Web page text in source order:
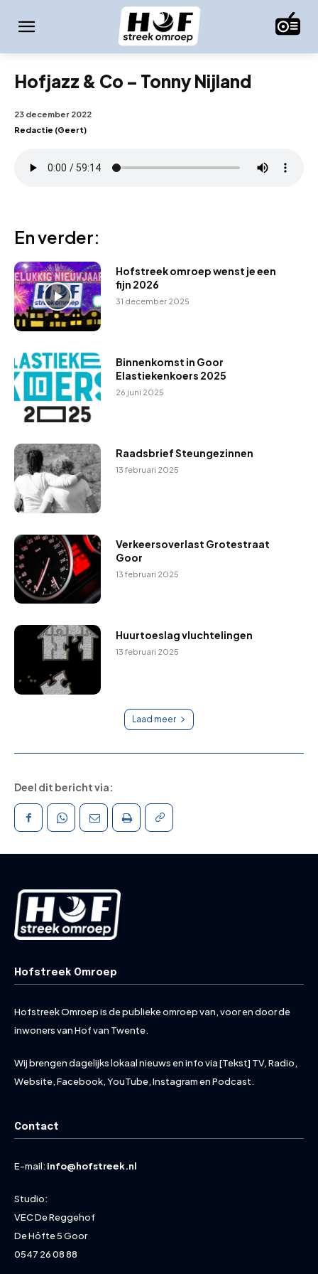
Hofjazz & Co – Tonny Nijland
23 december 2022
Redactie (Geert)
En verder:
Hofstreek omroep wenst je een
fijn 2026
31 december 2025
Binnenkomst in Goor
Elastiekenkoers 2025
26 juni 2025
Raadsbrief Steungezinnen
13 februari 2025
Verkeersoverlast Grotestraat
Goor
13 februari 2025
Huurtoeslag vluchtelingen
13 februari 2025
Laad meer
Deel dit bericht via:
Hofstreek Omroep
Hofstreek Omroep is de publieke omroep van, voor en door de
inwoners van Hof van Twente.
Wij brengen dagelijks lokaal nieuws en info via [Tekst] TV, Radio,
Website, Facebook, YouTube, Instagram en Podcast.
Contact
E-mail: info@hofstreek.nl
Studio:
VEC De Reggehof
De Höfte 5 Goor
0547 26 08 88